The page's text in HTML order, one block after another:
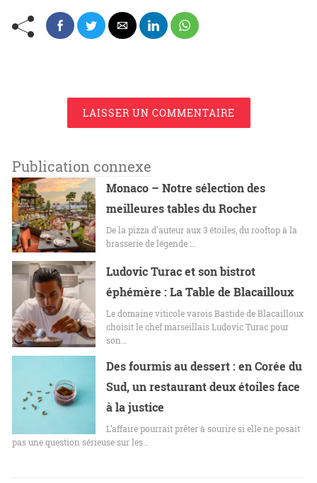
LAISSER UN COMMENTAIRE
Publication connexe
Monaco – Notre sélection des
meilleures tables du Rocher
De la pizza d'auteur aux 3 étoiles, du rooftop à la
brasserie de légende :…
Ludovic Turac et son bistrot
éphémère : La Table de Blacailloux
Le domaine viticole varois Bastide de Blacailloux
choisit le chef marseillais Ludovic Turac pour
son…
Des fourmis au dessert : en Corée du
Sud, un restaurant deux étoiles face
à la justice
L’affaire pourrait prêter à sourire si elle ne posait
pas une question sérieuse sur les…